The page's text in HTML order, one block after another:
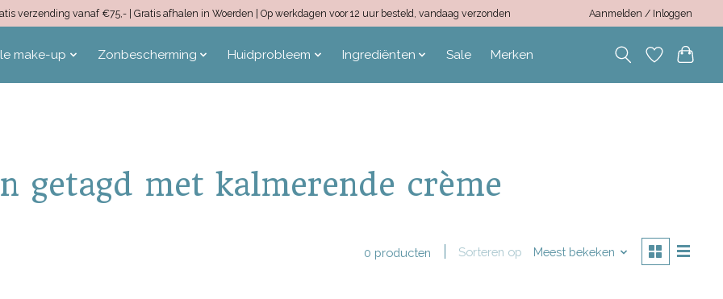
verzending vanaf €75,- | Gratis afhalen in Woerden | Op werkdagen voor 12 uur besteld, vandaag verzonden Aanmelden / Inloggen
make-up Zonbescherming Huidprobleem Ingrediënten Sale Merken
getagd met kalmerende crème
0 producten Sorteren op Meest bekeken